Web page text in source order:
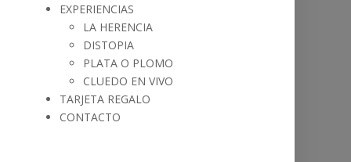
EXPERIENCIAS
LA HERENCIA
DISTOPIA
PLATA O PLOMO
CLUEDO EN VIVO
TARJETA REGALO
CONTACTO